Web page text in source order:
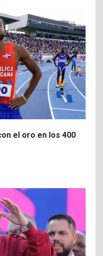
el oro en los 400